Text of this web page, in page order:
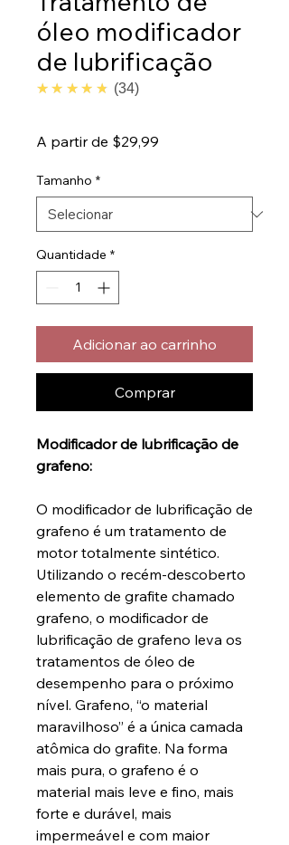
óleo modificador
de lubrificação
★★★★★ 4.7
34
A partir de $29,99
Tamanho *
Quantidade *
Adicionar ao carrinho
Comprar
Modificador de lubrificação de
grafeno:
O modificador de lubrificação de
grafeno é um tratamento de
motor totalmente sintético.
Utilizando o recém-descoberto
elemento de grafite chamado
grafeno, o modificador de
lubrificação de grafeno leva os
tratamentos de óleo de
desempenho para o próximo
nível. Grafeno, “o material
maravilhoso” é a única camada
atômica do grafite. Na forma
mais pura, o grafeno é o
material mais leve e fino, mais
forte e durável, mais
impermeável e com maior